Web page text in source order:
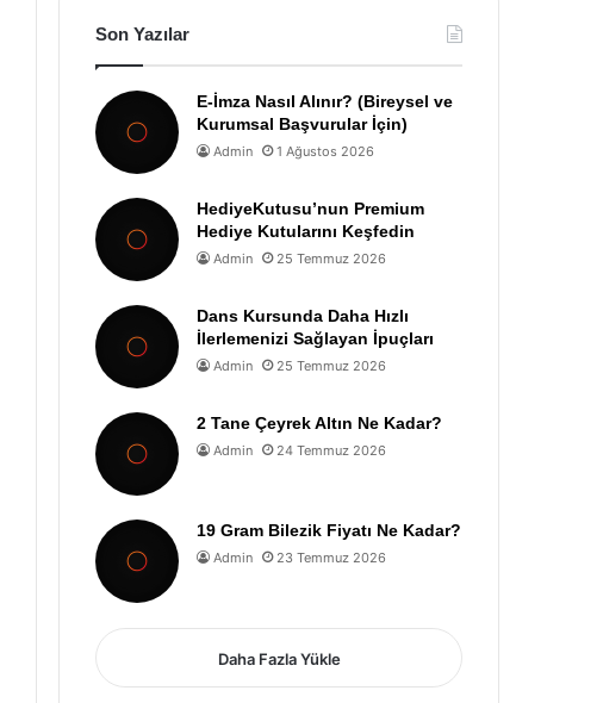
Son Yazılar
E-İmza Nasıl Alınır? (Bireysel ve
Kurumsal Başvurular İçin)
Admin 1 Ağustos 2026
HediyeKutusu’nun Premium
Hediye Kutularını Keşfedin
Admin 25 Temmuz 2026
Dans Kursunda Daha Hızlı
İlerlemenizi Sağlayan İpuçları
Admin 25 Temmuz 2026
2 Tane Çeyrek Altın Ne Kadar?
Admin 24 Temmuz 2026
19 Gram Bilezik Fiyatı Ne Kadar?
Admin 23 Temmuz 2026
Daha Fazla Yükle